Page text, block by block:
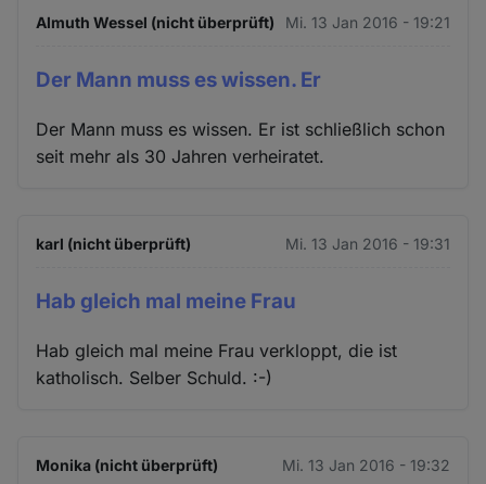
Almuth Wessel (nicht überprüft) Mi. 13 Jan 2016 - 19:21
Der Mann muss es wissen. Er
Der Mann muss es wissen. Er ist schließlich schon
seit mehr als 30 Jahren verheiratet.
karl (nicht überprüft) Mi. 13 Jan 2016 - 19:31
Hab gleich mal meine Frau
Hab gleich mal meine Frau verkloppt, die ist
katholisch. Selber Schuld. :-)
Monika (nicht überprüft) Mi. 13 Jan 2016 - 19:32